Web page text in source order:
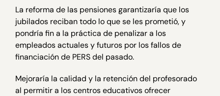
La reforma de las pensiones garantizaría que los
jubilados reciban todo lo que se les prometió, y
pondría fin a la práctica de penalizar a los
empleados actuales y futuros por los fallos de
financiación de PERS del pasado.
Mejoraría la calidad y la retención del profesorado
al permitir a los centros educativos ofrecer